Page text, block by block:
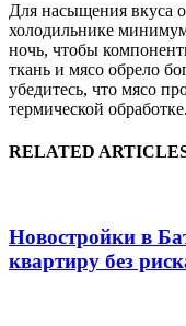
Для насыщения вкуса
холодильнике
ночь, чтобы
ткань и мясо обрело
убедитесь, что мясо
термической обработке.
RELATED
Новостройки в
квартиру без